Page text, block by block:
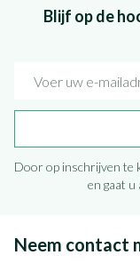
Blijf op de
Door op inschrijven te
en gaat u
Neem contact